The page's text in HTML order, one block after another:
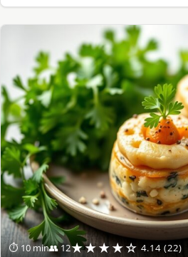
⏱ 10 min👥 12★★★★☆ 4.14 (22)